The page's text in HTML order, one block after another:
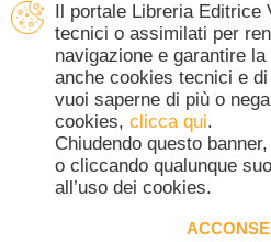
Il portale Libreria Editrice
tecnici o assimilati per
navigazione e garantire
anche cookies tecnici e
vuoi saperne di più o
cookies, clicca qui.
Chiudendo questo
o cliccando qualunque
all’uso dei cookies.
Contattaci
+39 06
Lunedì-
Venerdì 8-14
(Escluse
Vaticana - Tutti i